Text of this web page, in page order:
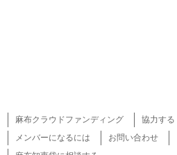
麻布クラウドファンディング 協力する
メンバーになるには
お問い合わせ